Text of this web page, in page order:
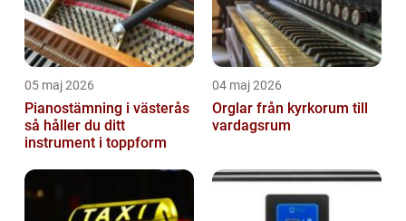
05 maj 2026
Pianostämning i västerås
så håller du ditt
instrument i toppform
04 maj 2026
Orglar från kyrkorum till
vardagsrum